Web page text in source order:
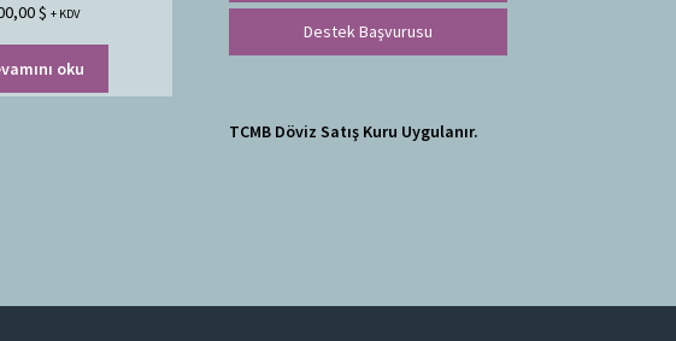
$ + KDV
oku
Destek Başvurusu
TCMB Döviz Satış Kuru Uygulanır.